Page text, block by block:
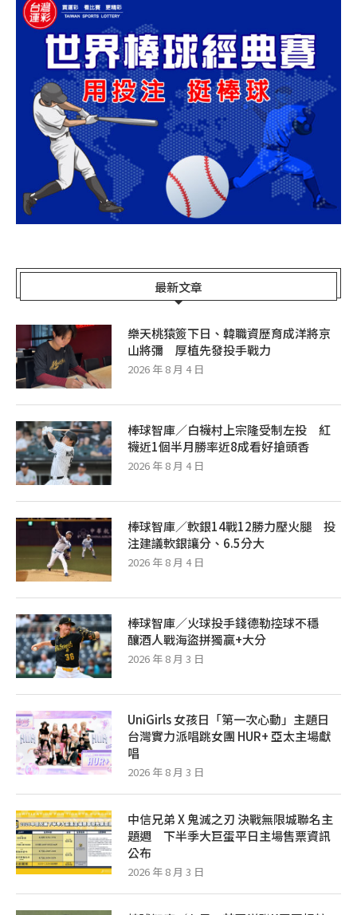
最新文章
樂天桃猿簽下日、韓職資歷育成洋將京
山將彌 厚植先發投手戰力
2026 年 8 月 4 日
棒球智庫／白襪村上宗隆受制左投 紅
襪近1個半月勝率近8成看好搶頭香
2026 年 8 月 4 日
棒球智庫／軟銀14戰12勝力壓火腿 投
注建議軟銀讓分、6.5分大
2026 年 8 月 4 日
棒球智庫／火球投手錢德勒控球不穩
釀酒人戰海盜拼獨贏+大分
2026 年 8 月 3 日
UniGirls 女孩日「第一次心動」主題日
台灣實力派唱跳女團 HUR+ 亞太主場獻
唱
2026 年 8 月 3 日
中信兄弟 X 鬼滅之刃 決戰無限城聯名主
題週 下半季大巨蛋平日主場售票資訊
公布
2026 年 8 月 3 日